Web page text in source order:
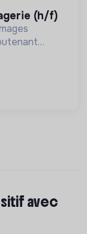
(h/f)
promouvant
avec